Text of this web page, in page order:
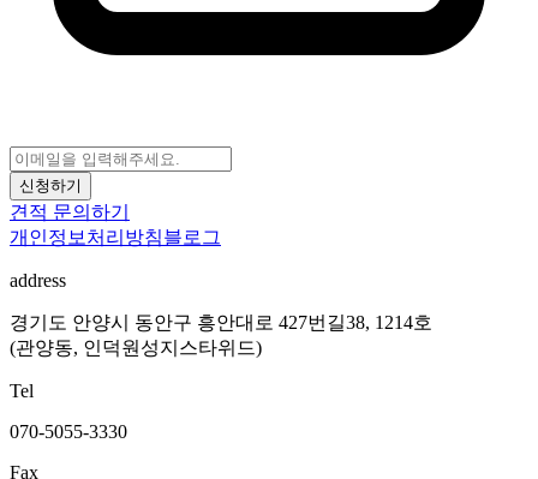
신청하기
견적 문의하기
개인정보처리방침블로그
address
경기도 안양시 동안구 흥안대로 427번길38, 1214호
(관양동, 인덕원성지스타위드)
Tel
070-5055-3330
Fax